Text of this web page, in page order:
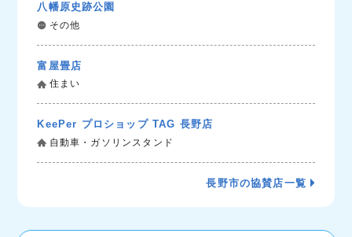
八幡原史跡公園
その他
富屋畳店
住まい
KeePer プロショップ TAG 長野店
自動車・ガソリンスタンド
長野市の協賛店一覧